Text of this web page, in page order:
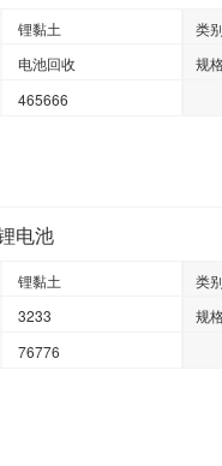
锂黏土
类
电池回收
规
465666
电池
锂黏土
类
3233
规
76776